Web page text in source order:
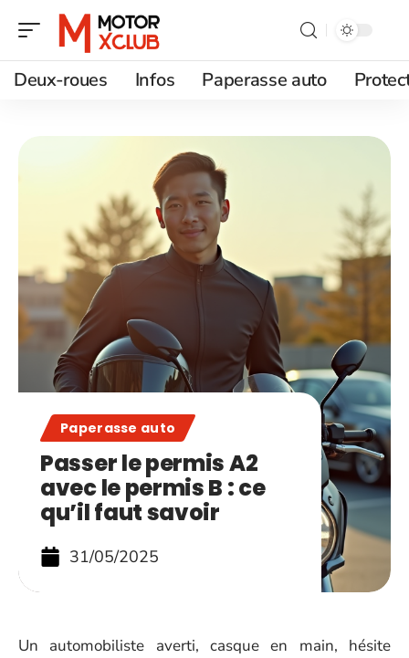
Deux-roues Infos Paperasse auto
Paperasse auto
Passer le permis A2
avec le permis B : ce
qu’il faut savoir
31/05/2025
Un automobiliste averti, casque en main, hésite